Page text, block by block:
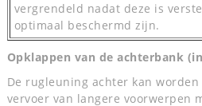
vergrendeld nadat deze is
optimaal beschermd zijn.
Opklappen van de achterbank
De rugleuning achter kan
vervoer van langere voorwerpen